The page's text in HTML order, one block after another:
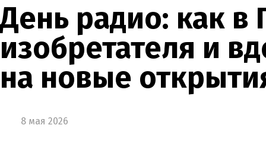
День радио: как в
изобретателя и
на новые
8 мая 2026